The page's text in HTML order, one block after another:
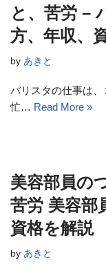
と、苦労 –
方、年収、
by あきと
バリスタの仕事は
忙… Read More »
美容部員の
苦労 美容部
資格を解説
by あきと